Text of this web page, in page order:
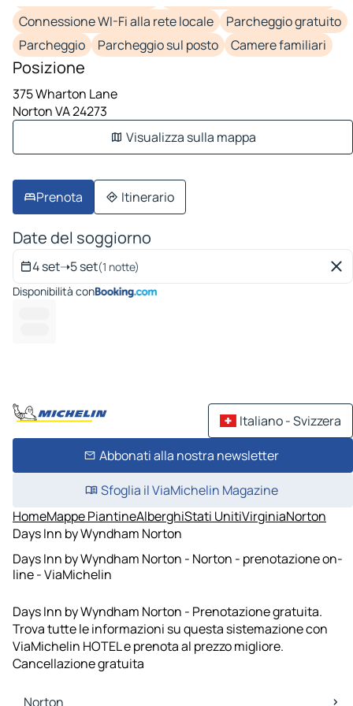
Connessione WI-Fi alla rete locale
Parcheggio gratuito
Parcheggio
Parcheggio sul posto Camere familiari
Posizione
375 Wharton Lane
Norton VA 24273
Visualizza sulla mappa
Prenota Itinerario
Date del soggiorno
4 set➝5 set(1 notte)
Disponibilità con
Italiano - Svizzera
Abbonati alla nostra newsletter
Sfoglia il ViaMichelin Magazine
HomeMappe PiantineAlberghiStati UnitiVirginiaNorton
Days Inn by Wyndham Norton
Days Inn by Wyndham Norton - Norton - prenotazione on-
line - ViaMichelin
Days Inn by Wyndham Norton - Prenotazione gratuita.
Trova tutte le informazioni su questa sistemazione con
ViaMichelin HOTEL e prenota al prezzo migliore.
Cancellazione gratuita
Norton